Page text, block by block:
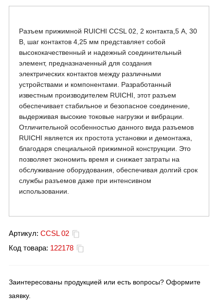
Разъем прижимной RUICHI CCSL 02, 2 контакта,5 А, 30
В, шаг контактов 4,25 мм представляет собой
высококачественный и надежный соединительный
элемент, предназначенный для создания
электрических контактов между различными
устройствами и компонентами. Разработанный
известным производителем RUICHI, этот разъем
обеспечивает стабильное и безопасное соединение,
выдерживая высокие токовые нагрузки и вибрации.
Отличительной особенностью данного вида разъемов
RUICHI является их простота установки и демонтажа,
благодаря специальной прижимной конструкции. Это
позволяет экономить время и снижает затраты на
обслуживание оборудования, обеспечивая долгий срок
службы разъемов даже при интенсивном
использовании.
Артикул: CCSL 02
Код товара: 122178
Заинтересованы продукцией или есть вопросы? Оформите
заявку.